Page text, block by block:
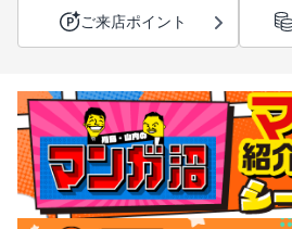
ご来店ポイント